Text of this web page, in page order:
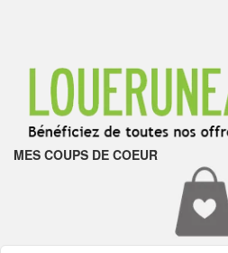
MES COUPS DE COEUR